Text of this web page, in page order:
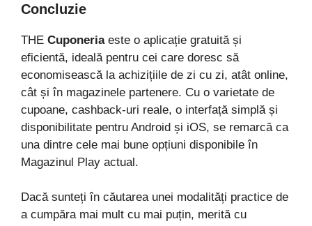
Concluzie
THE Cuponeriaeste o aplicație gratuită și
eficientă, ideală pentru cei care doresc să
economisească la achizițiile de zi cu zi, atât online,
cât și în magazinele partenere. Cu o varietate de
cupoane, cashback-uri reale, o interfață simplă și
disponibilitate pentru Android și iOS, se remarcă ca
una dintre cele mai bune opțiuni disponibile în
Magazinul Play actual.
Dacă sunteți în căutarea unei modalități practice de
a cumpăra mai mult cu mai puțin, merită cu